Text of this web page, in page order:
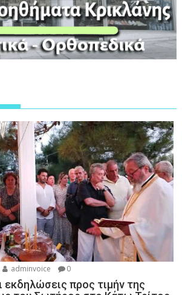
adminvoice 0
εκδηλώσεις προς τιμήν της